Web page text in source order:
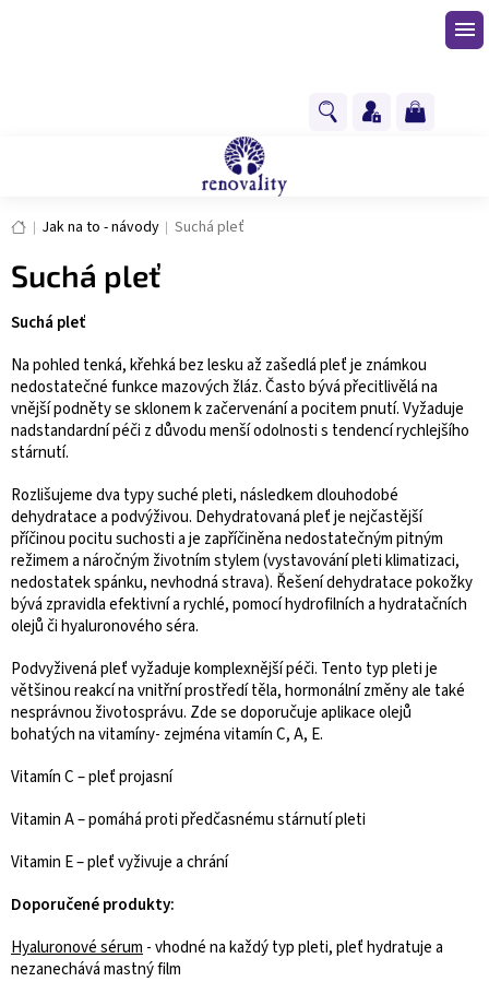
NÁKUPNÍ
Domů
Jak na to - návody Suchá pleť
Suchá pleť
Suchá pleť
Na pohled tenká, křehká bez lesku až zašedlá pleť je známkou
nedostatečné funkce mazových žláz. Často bývá přecitlivělá na
vnější podněty se sklonem k začervenání a pocitem pnutí. Vyžaduje
nadstandardní péči z důvodu menší odolnosti s tendencí rychlejšího
stárnutí.
Rozlišujeme dva typy suché pleti, následkem dlouhodobé
dehydratace a podvýživou. Dehydratovaná pleť je nejčastější
příčinou pocitu suchosti a je zapříčiněna nedostatečným pitným
režimem a náročným životním stylem (vystavování pleti klimatizaci,
nedostatek spánku, nevhodná strava). Řešení dehydratace pokožky
bývá zpravidla efektivní a rychlé, pomocí hydrofilních a hydratačních
olejů či hyaluronového séra.
Podvyživená pleť vyžaduje komplexnější péči. Tento typ pleti je
většinou reakcí na vnitřní prostředí těla, hormonální změny ale také
nesprávnou životosprávu. Zde se doporučuje aplikace olejů
bohatých na vitamíny- zejména vitamín C, A, E.
Vitamín C – pleť projasní
Vitamin A – pomáhá proti předčasnému stárnutí pleti
Vitamin E – pleť vyživuje a chrání
Doporučené produkty:
Hyaluronové sérum - vhodné na každý typ pleti, pleť hydratuje a
nezanechává mastný film